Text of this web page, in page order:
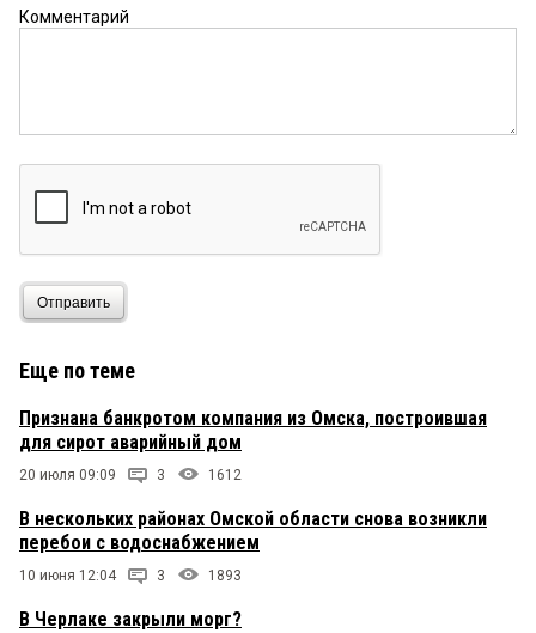
Комментарий
Отправить
Еще по теме
Признана банкротом компания из Омска, построившая
для сирот аварийный дом
20 июля 09:09 3 1612
В нескольких районах Омской области снова возникли
перебои с водоснабжением
10 июня 12:04 3 1893
В Черлаке закрыли морг?